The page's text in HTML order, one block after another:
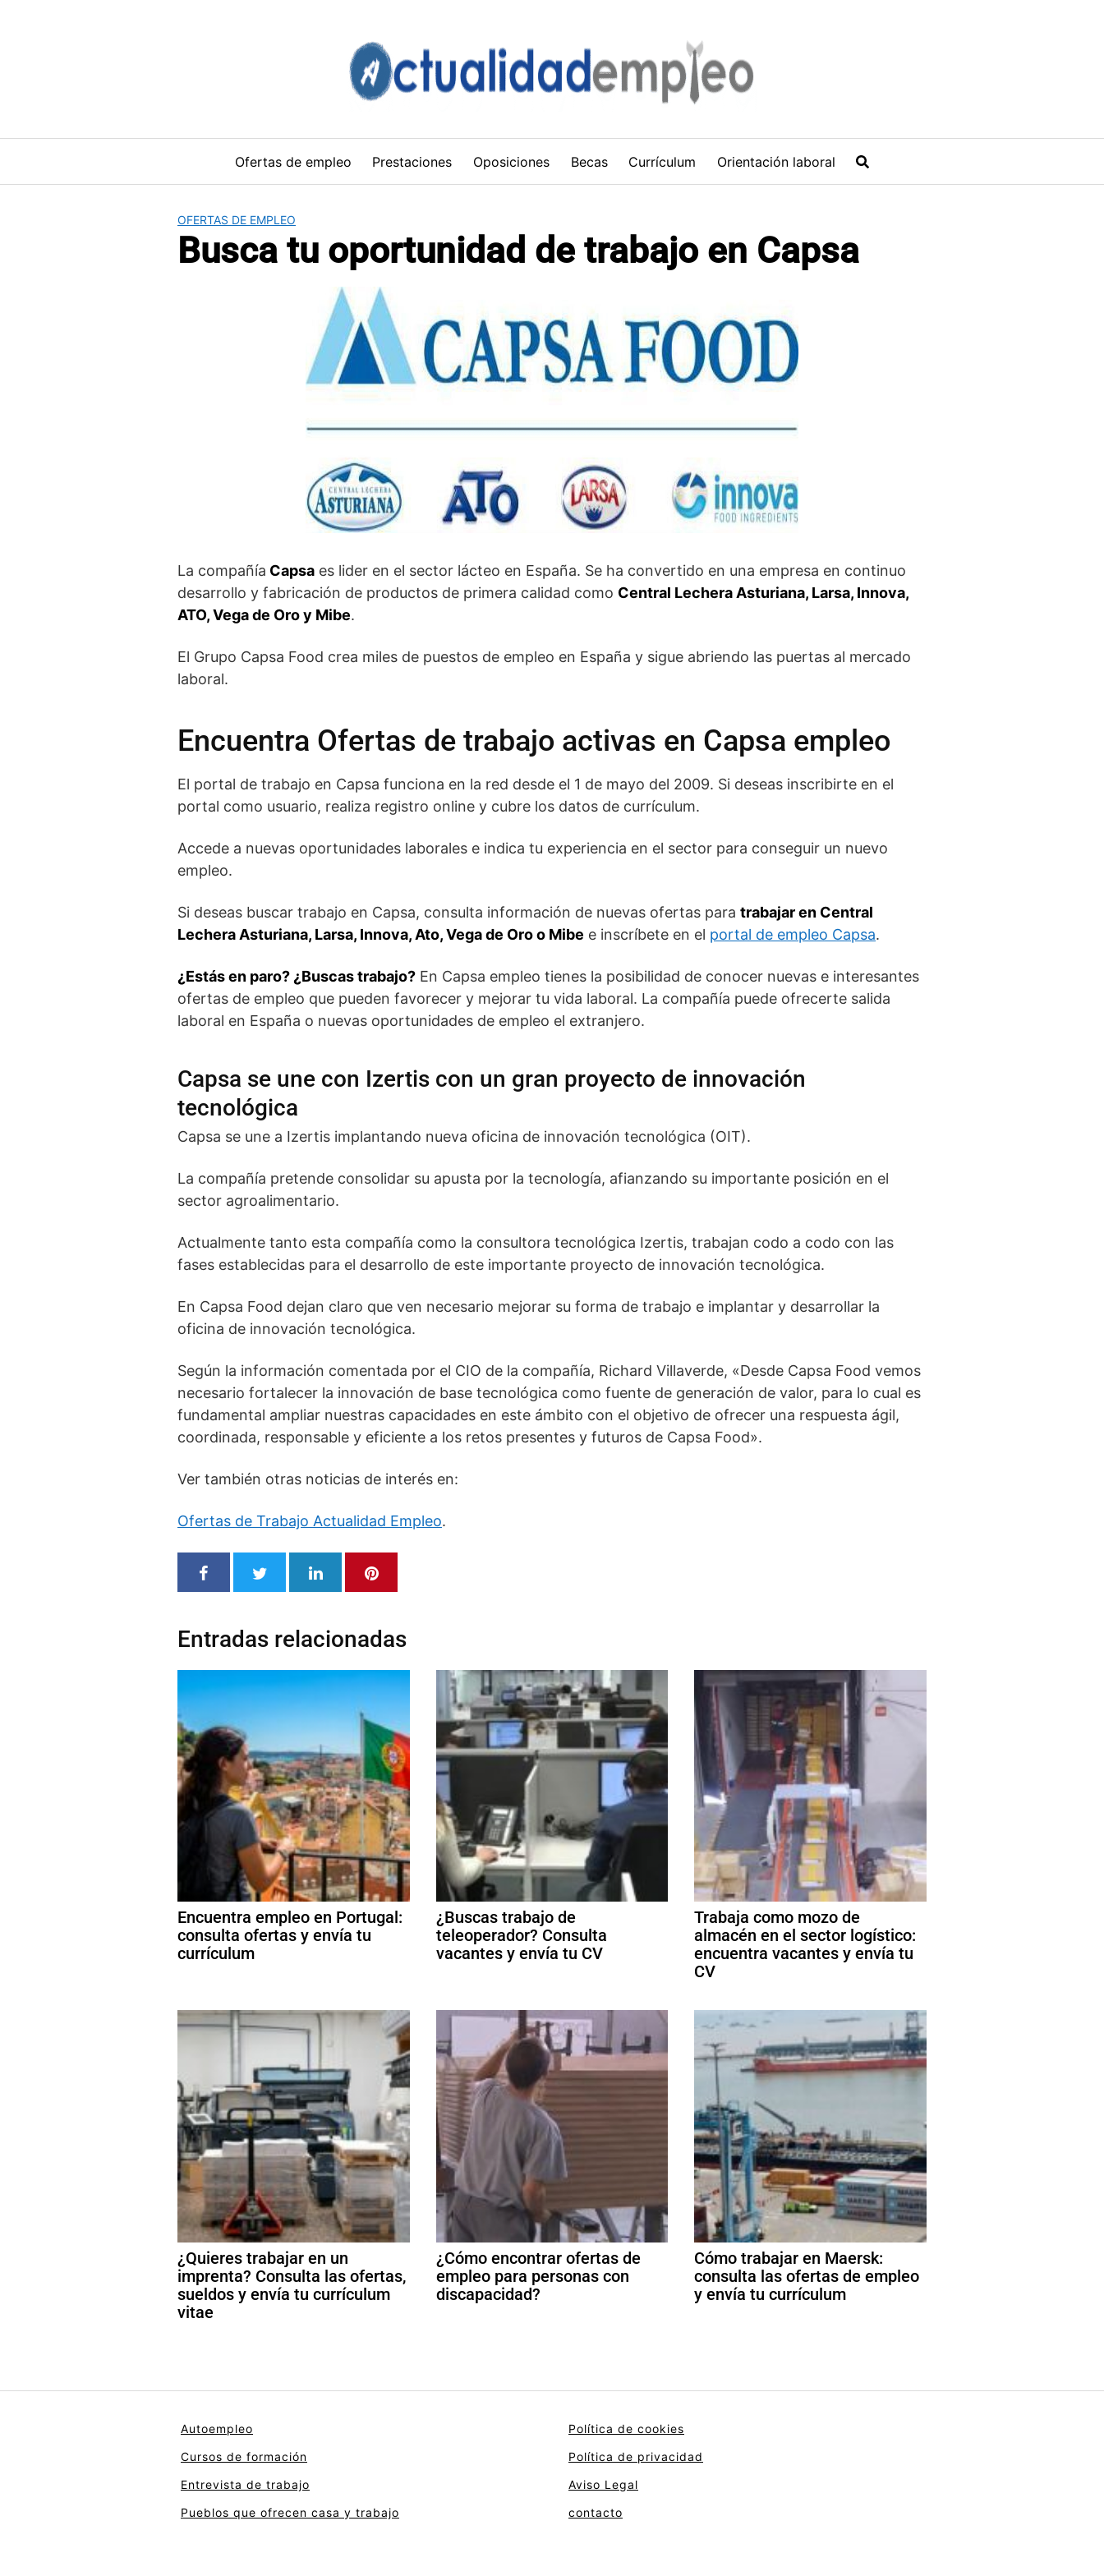
Ofertas de empleo Prestaciones Oposiciones Becas Currículum Orientación laboral
OFERTAS DE EMPLEO
Busca tu oportunidad de trabajo en Capsa
La compañía Capsa es lider en el sector lácteo en España. Se ha convertido en una empresa en continuo
desarrollo y fabricación de productos de primera calidad como Central Lechera Asturiana, Larsa, Innova,
ATO, Vega de Oro y Mibe.
El Grupo Capsa Food crea miles de puestos de empleo en España y sigue abriendo las puertas al mercado
laboral.
Encuentra Ofertas de trabajo activas en Capsa empleo
El portal de trabajo en Capsa funciona en la red desde el 1 de mayo del 2009. Si deseas inscribirte en el
portal como usuario, realiza registro online y cubre los datos de currículum.
Accede a nuevas oportunidades laborales e indica tu experiencia en el sector para conseguir un nuevo
empleo.
Si deseas buscar trabajo en Capsa, consulta información de nuevas ofertas para trabajar en Central
Lechera Asturiana, Larsa, Innova, Ato, Vega de Oro o Mibe e inscríbete en el portal de empleo Capsa.
¿Estás en paro? ¿Buscas trabajo? En Capsa empleo tienes la posibilidad de conocer nuevas e interesantes
ofertas de empleo que pueden favorecer y mejorar tu vida laboral. La compañía puede ofrecerte salida
laboral en España o nuevas oportunidades de empleo el extranjero.
Capsa se une con Izertis con un gran proyecto de innovación
tecnológica
Capsa se une a Izertis implantando nueva oficina de innovación tecnológica (OIT).
La compañía pretende consolidar su apusta por la tecnología, afianzando su importante posición en el
sector agroalimentario.
Actualmente tanto esta compañía como la consultora tecnológica Izertis, trabajan codo a codo con las
fases establecidas para el desarrollo de este importante proyecto de innovación tecnológica.
En Capsa Food dejan claro que ven necesario mejorar su forma de trabajo e implantar y desarrollar la
oficina de innovación tecnológica.
Según la información comentada por el CIO de la compañía, Richard Villaverde, «Desde Capsa Food vemos
necesario fortalecer la innovación de base tecnológica como fuente de generación de valor, para lo cual es
fundamental ampliar nuestras capacidades en este ámbito con el objetivo de ofrecer una respuesta ágil,
coordinada, responsable y eficiente a los retos presentes y futuros de Capsa Food».
Ver también otras noticias de interés en:
Ofertas de Trabajo Actualidad Empleo.
Entradas relacionadas
Encuentra empleo en Portugal:
consulta ofertas y envía tu
currículum
¿Buscas trabajo de
teleoperador? Consulta
vacantes y envía tu CV
Trabaja como mozo de
almacén en el sector logístico:
encuentra vacantes y envía tu
CV
¿Quieres trabajar en un
imprenta? Consulta las ofertas,
sueldos y envía tu currículum
vitae
¿Cómo encontrar ofertas de
empleo para personas con
discapacidad?
Cómo trabajar en Maersk:
consulta las ofertas de empleo
y envía tu currículum
Autoempleo
Cursos de formación
Entrevista de trabajo
Pueblos que ofrecen casa y trabajo
Política de cookies
Política de privacidad
Aviso Legal
contacto